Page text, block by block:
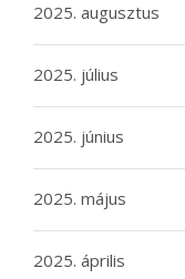
2025. augusztus
2025. július
2025. június
2025. május
2025. április